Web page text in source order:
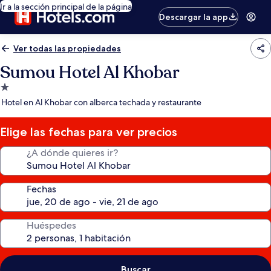
Ir a la sección principal de la página
Descargar la app
Ver todas las propiedades
Sumou Hotel Al Khobar
Propiedad
de
estrella
Hotel en Al Khobar con alberca techada y restaurante
Elige las fechas para ver precios
¿A dónde quieres ir?
Fechas
Huéspedes